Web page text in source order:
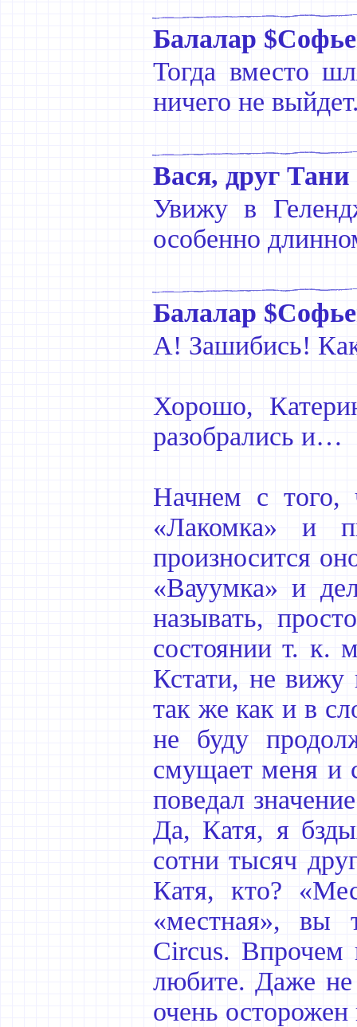
Балалар
Тогда вместо
ничего не
Вася, друг Тани
Увижу в
особенно
Балалар
А! Зашибись!
Хорошо,
разобрались и…
Начнем с того,
«Лакомка» и
произносится
«Вауумка» и
называть,
состоянии т. к.
Кстати, не вижу
так же как и в
не буду
смущает меня и
поведал
Да, Катя, я
сотни тысяч
Катя, кто?
«местная», вы
Circus. Впрочем
любите. Даже
очень